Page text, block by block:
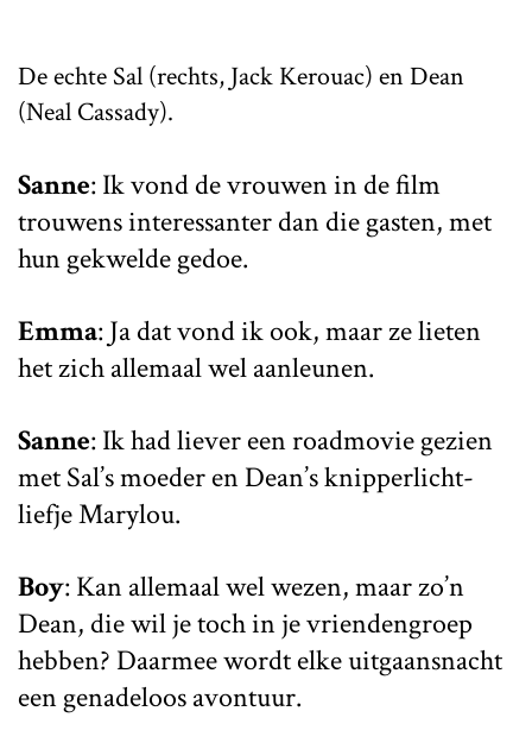
De echte Sal (rechts, Jack Kerouac) en Dean
(Neal Cassady).
Sanne: Ik vond de vrouwen in de film
trouwens interessanter dan die gasten, met
hun gekwelde gedoe.
Emma: Ja dat vond ik ook, maar ze lieten
het zich allemaal wel aanleunen.
Sanne: Ik had liever een roadmovie gezien
met Sal’s moeder en Dean’s knipperlicht-
liefje Marylou.
Boy: Kan allemaal wel wezen, maar zo’n
Dean, die wil je toch in je vriendengroep
hebben? Daarmee wordt elke uitgaansnacht
een genadeloos avontuur.